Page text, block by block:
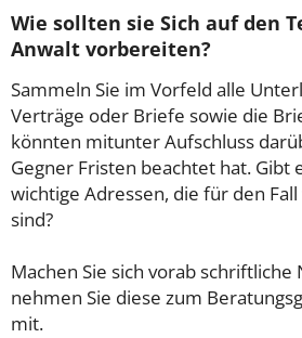
Wie sollten sie Sich auf den
Anwalt vorbereiten?
Sammeln Sie im Vorfeld alle
Verträge oder Briefe sowie die
könnten mitunter Aufschluss
Gegner Fristen beachtet hat. Gibt
wichtige Adressen, die für den
sind?
Machen Sie sich vorab schriftliche
nehmen Sie diese zum
mit.